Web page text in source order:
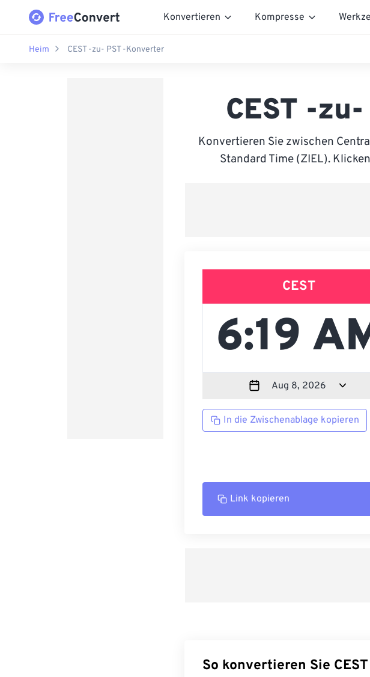
Konvertieren Kompresse
Heim CEST -zu- PST -Konverter
CEST -
Konvertieren Sie zwischen
Standard Time (ZIEL).
CEST
In die Zwischenablage kopieren
Link kopieren
So konvertieren Sie